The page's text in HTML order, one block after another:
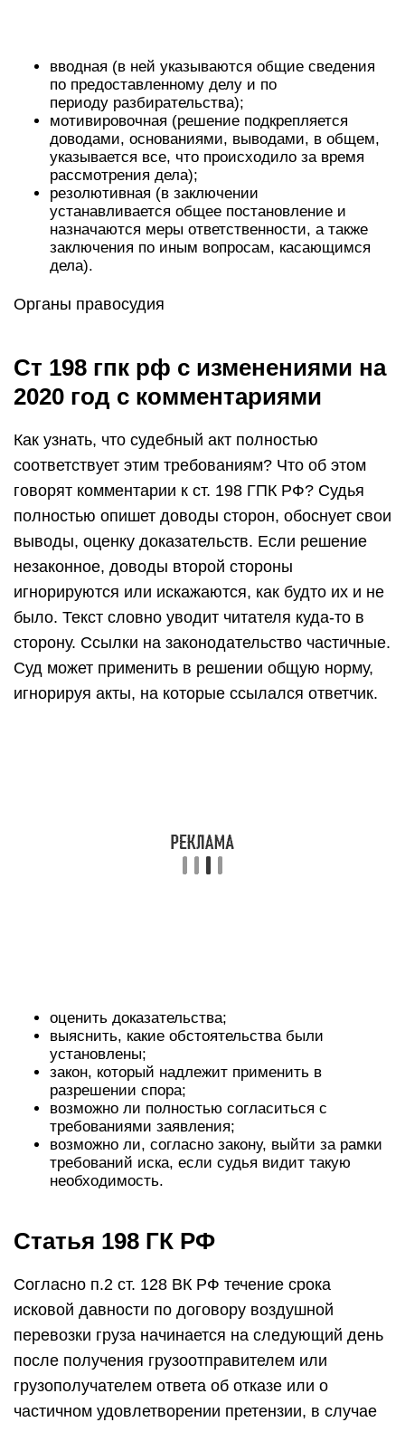
вводная (в ней указываются общие сведения
по предоставленному делу и по
периоду разбирательства);
мотивировочная (решение подкрепляется
доводами, основаниями, выводами, в общем,
указывается все, что происходило за время
рассмотрения дела);
резолютивная (в заключении
устанавливается общее постановление и
назначаются меры ответственности, а также
заключения по иным вопросам, касающимся
дела).
Органы правосудия
Ст 198 гпк рф с изменениями на
2020 год с комментариями
Как узнать, что судебный акт полностью
соответствует этим требованиям? Что об этом
говорят комментарии к ст. 198 ГПК РФ? Судья
полностью опишет доводы сторон, обоснует свои
выводы, оценку доказательств. Если решение
незаконное, доводы второй стороны
игнорируются или искажаются, как будто их и не
было. Текст словно уводит читателя куда-то в
сторону. Ссылки на законодательство частичные.
Суд может применить в решении общую норму,
игнорируя акты, на которые ссылался ответчик.
оценить доказательства;
выяснить, какие обстоятельства были
установлены;
закон, который надлежит применить в
разрешении спора;
возможно ли полностью согласиться с
требованиями заявления;
возможно ли, согласно закону, выйти за рамки
требований иска, если судья видит такую
необходимость.
Статья 198 ГК РФ
Согласно п.2 ст. 128 ВК РФ течение срока
исковой давности по договору воздушной
перевозки груза начинается на следующий день
после получения грузоотправителем или
грузополучателем ответа об отказе или о
частичном удовлетворении претензии, в случае